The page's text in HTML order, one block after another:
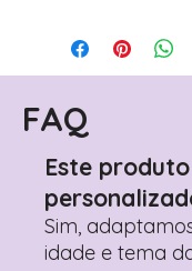
FAQ
Este
Sim,
idade e tema